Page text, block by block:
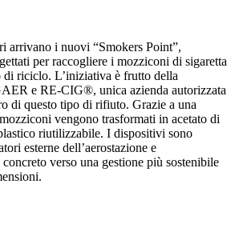
arrivano i nuovi “Smokers Point”,
per raccogliere i mozziconi di sigaretta
di riciclo. L’iniziativa è frutto della
e RE-CIG®, unica azienda autorizzata
di questo tipo di rifiuto. Grazie a una
vengono trasformati in acetato di
riutilizzabile. I dispositivi sono
esterne dell’aerostazione e
concreto verso una gestione più sostenibile